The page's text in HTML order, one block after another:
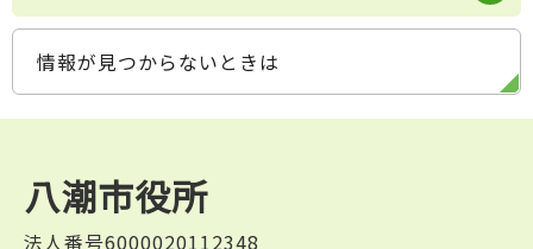
情報が見つからないときは
八潮市役所
法人番号6000020112348